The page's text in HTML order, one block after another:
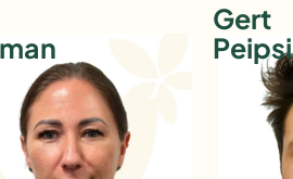
Gert
Peipsi